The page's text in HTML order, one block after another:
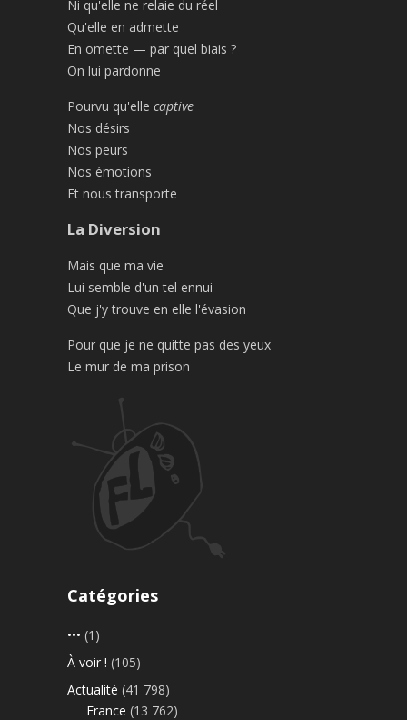
Ni qu'elle ne relaie du réel
Qu'elle en admette
En omette — par quel biais ?
On lui pardonne
Pourvu qu'elle captive
Nos désirs
Nos peurs
Nos émotions
Et nous transporte
La Diversion
Mais que ma vie
Lui semble d'un tel ennui
Que j'y trouve en elle l'évasion
Pour que je ne quitte pas des yeux
Le mur de ma prison
Catégories
••• (1)
À voir ! (105)
Actualité (41 798)
France (13 762)